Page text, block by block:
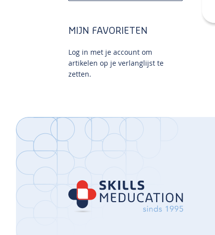
MIJN FAVORIETEN
Log in met je account om
artikelen op je verlanglijst te
zetten.